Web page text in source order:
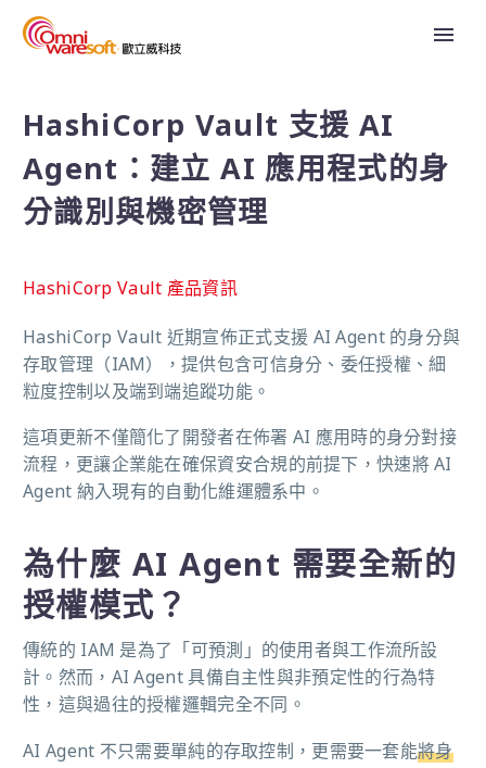
HashiCorp Vault 支援 AI
Agent：建立 AI 應用程式的身
分識別與機密管理
HashiCorp Vault 產品資訊
HashiCorp Vault 近期宣佈正式支援 AI Agent 的身分與
存取管理（IAM），提供包含可信身分、委任授權、細
粒度控制以及端到端追蹤功能。
這項更新不僅簡化了開發者在佈署 AI 應用時的身分對接
流程，更讓企業能在確保資安合規的前提下，快速將 AI
Agent 納入現有的自動化維運體系中。
為什麼 AI Agent 需要全新的
授權模式？
傳統的 IAM 是為了「可預測」的使用者與工作流所設
計。然而，AI Agent 具備自主性與非預定性的行為特
性，這與過往的授權邏輯完全不同。
AI Agent 不只需要單純的存取控制，更需要一套能將身